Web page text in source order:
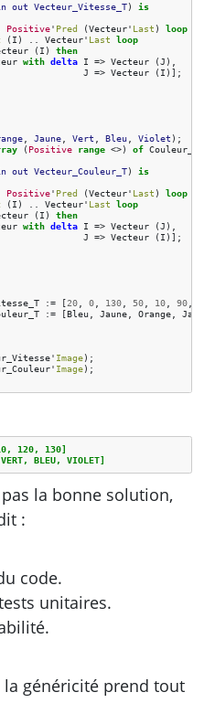
out Vecteur_Vitesse_T)
is
Positive' Pred (Vecteur' Last )
loop
( I ) Vecteur' Last
loop
( I )
then
with delta I => Vecteur (J ),
J
=> Vecteur ( I ) ] ;
, Jaune, Vert Bleu, Violet );
( Positive range <>) of Couleur_T
out Vecteur_Couleur_T)
is
Positive' Pred (Vecteur' Last )
loop
( I ) Vecteur' Last
loop
( I )
then
with delta I => Vecteur (J ),
J
=> Vecteur ( I ) ] ;
:= [20, 0, 130, 50, 10, 90,
:= [Bleu, Jaune, Orange, Jaune
' Image);
' Image);
120, 130]
VERT, BLEU, VIOLET]
la bonne solution,
:
code.
unitaires.
la généricité prend tout